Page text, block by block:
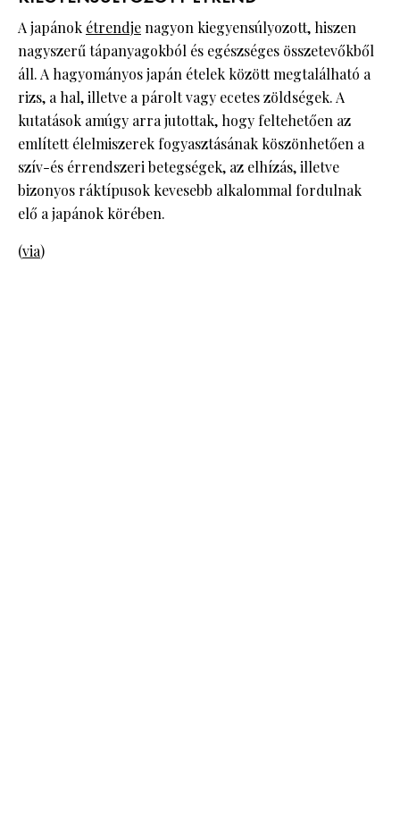
A japánok étrendjenagyon kiegyensúlyozott, hiszen
nagyszerű tápanyagokból és egészséges összetevőkből
áll. A hagyományos japán ételek között megtalálható a
rizs, a hal, illetve a párolt vagy ecetes zöldségek. A
kutatások amúgy arra jutottak, hogy feltehetően az
említett élelmiszerek fogyasztásának köszönhetően a
szív-és érrendszeri betegségek, az elhízás, illetve
bizonyos ráktípusok kevesebb alkalommal fordulnak
elő a japánok körében.
(via)